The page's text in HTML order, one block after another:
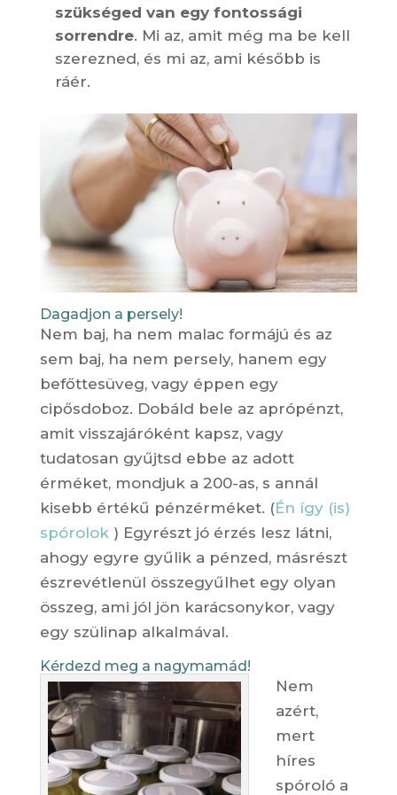
szükséged van egy fontossági
sorrendre. Mi az, amit még ma be kell
szerezned, és mi az, ami később is
ráér.
Dagadjon a persely!
Nem baj, ha nem malac formájú és az
sem baj, ha nem persely, hanem egy
befőttesüveg, vagy éppen egy
cipősdoboz. Dobáld bele az aprópénzt,
amit visszajáróként kapsz, vagy
tudatosan gyűjtsd ebbe az adott
érméket, mondjuk a 200-as, s annál
kisebb értékű pénzérméket. (Én így (is)
spórolok ) Egyrészt jó érzés lesz látni,
ahogy egyre gyűlik a pénzed, másrészt
észrevétlenül összegyűlhet egy olyan
összeg, ami jól jön karácsonykor, vagy
egy szülinap alkalmával.
Kérdezd meg a nagymamád!
Nem
azért,
mert
híres
spóroló a